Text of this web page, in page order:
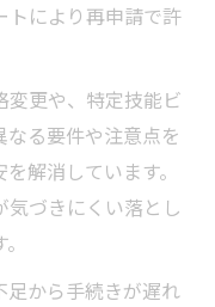
トにより再申請で許
変更や、特定技能ビ
る要件や注意点を
解消しています。
づきにくい落とし
足から手続きが遅れ